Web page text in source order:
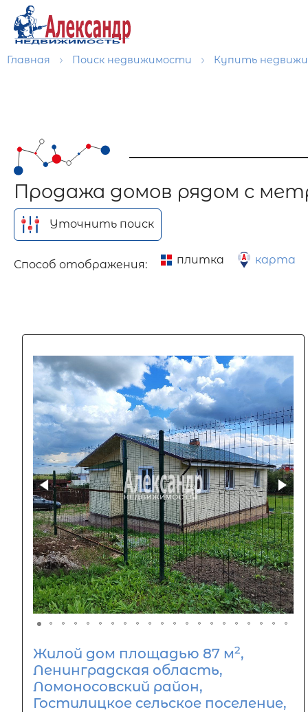
Главная Поиск недвижимости Купить
Продажа домов рядом с
Уточнить поиск
Способ отображения: плитка карта
Жилой дом площадью 87 м2,
Ленинградская область,
Ломоносовский район,
Гостилицкое сельское поселение,